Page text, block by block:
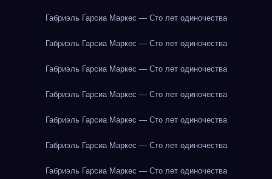
Габриэль Гарсиа Маркес — Сто лет одиночества
Габриэль Гарсиа Маркес — Сто лет одиночества
Габриэль Гарсиа Маркес — Сто лет одиночества
Габриэль Гарсиа Маркес — Сто лет одиночества
Габриэль Гарсиа Маркес — Сто лет одиночества
Габриэль Гарсиа Маркес — Сто лет одиночества
Габриэль Гарсиа Маркес — Сто лет одиночества